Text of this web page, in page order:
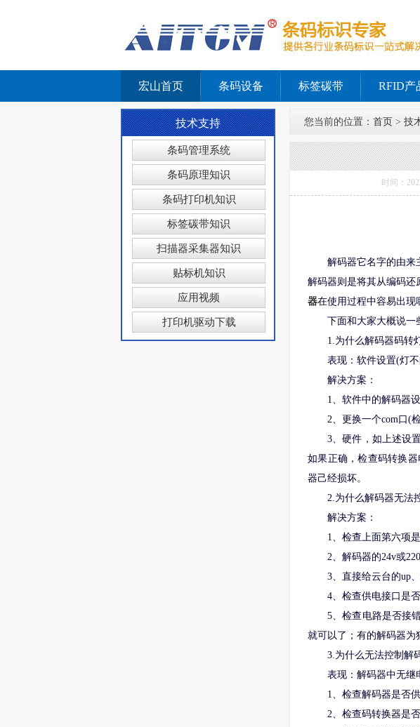
宏山首页 条码设备 标签碳带 RFID产
技术支持
条码管理系统
条码原理知识
条码打印机知识
标签碳带知识
扫描器采集器知识
贴标机知识
应用视频
打印机驱动下载
您当前的位置： 首页 > 技
时间：
解码器它名字的由来
解码器则是将其从编码还
器在使用过程中容易出现
下面和大家大概说一
1.为什么解码器码转
表现：软件设置(灯
解决方案：
1、软件中的解码器
2、更换一个com口(
3、硬件，如上述设
如果正确，检查码转换
器己经损坏。
2.为什么解码器无法
解决方案：
1、检查上面第六项
2、解码器的24v或
3、直接给云台的up
4、检查供电接口是否
5、检查电路是否接
就可以了；有的解码器为
3.为什么无法控制解
表现：解码器中无继
1、检查解码器是否供
2、检查码转换器是